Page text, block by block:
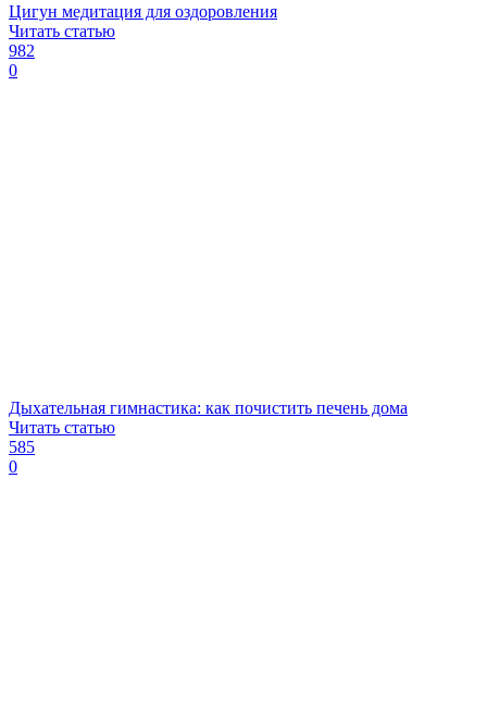
Цигун медитация для оздоровления
Читать статью
982
0
Дыхательная гимнастика: как почистить печень дома
Читать статью
585
0